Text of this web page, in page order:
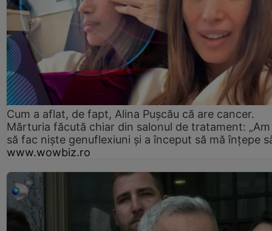
Cum a aflat, de fapt, Alina Pușcău că are cancer.
Mărturia făcută chiar din salonul de tratament:
să fac niște genuflexiuni și a început să mă înțepe
www.wowbiz.ro